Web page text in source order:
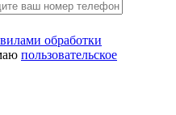
обработки
пользовательское